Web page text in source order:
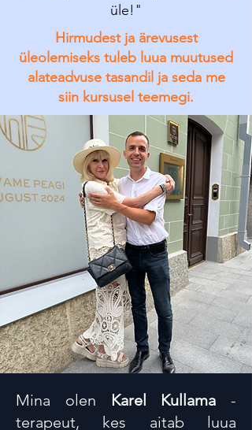
üle!"
Hirmudest ja ärevusest
üleolemiseks tuleb luua muutused
alateadvuse tasandil ja seda me
siin kursusel teemegi.
Mina olen Karel Kullama -
terapeut, kes aitab luua